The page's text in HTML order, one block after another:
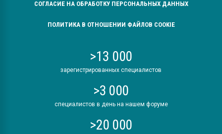
СОГЛАСИЕ НА ОБРАБОТКУ ПЕРСОНАЛЬНЫХ ДАННЫХ
ПОЛИТИКА В ОТНОШЕНИИ ФАЙЛОВ COOKIE
>13 000
зарегистрированных специалистов
>3 000
специалистов в день на нашем форуме
>20 000